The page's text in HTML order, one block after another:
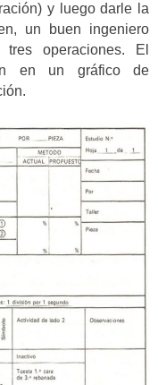
y luego darle la
un buen ingeniero
operaciones. El
en un gráfico de